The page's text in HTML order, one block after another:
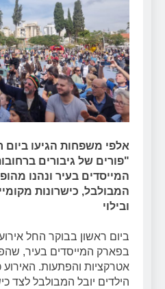
אלפי משפחות הגיעו ביום
"פורים של גיבורים
המייסדים בעיר ונהנו
המבולבל, כישרונות
ובילוי
ביום ראשון בבוקר החל
בפארק המייסדים בעיר,
אטרקציות והפתעות.
הילדים יובל המבולבל לצד